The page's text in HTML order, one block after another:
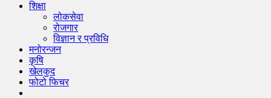
शिक्षा
लोकसेवा
रोजगार
विज्ञान र प्रविधि
मनोरन्जन
कृषि
खेलकुद
फोटो फिचर